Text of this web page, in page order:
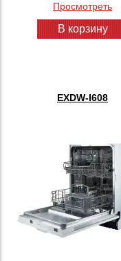
Просмотреть
В корзину
EXDW-I608